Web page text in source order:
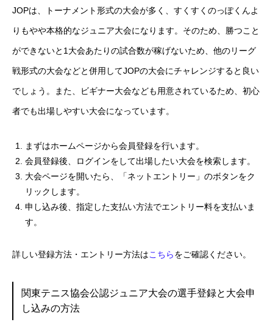
JOPは、トーナメント形式の大会が多く、すくすくのっぽくんよ
りもやや本格的なジュニア大会になります。そのため、勝つこと
ができないと1大会あたりの試合数が稼げないため、他のリーグ
戦形式の大会などと併用してJOPの大会にチャレンジすると良い
でしょう。また、ビギナー大会なども用意されているため、初心
者でも出場しやすい大会になっています。
まずはホームページから会員登録を行います。
会員登録後、ログインをして出場したい大会を検索します。
大会ページを開いたら、「ネットエントリー」のボタンをク
リックします。
申し込み後、指定した支払い方法でエントリー料を支払いま
す。
詳しい登録方法・エントリー方法はこちらをご確認ください。
関東テニス協会公認ジュニア大会の選手登録と大会申
し込みの方法